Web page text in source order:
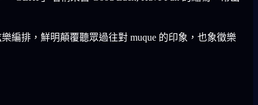
編排，鮮明顛覆聽眾過往對 muque 的印象，也象徵樂